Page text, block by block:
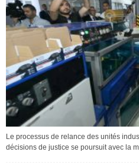
Le processus de relance des unités
décisions de justice se poursuit avec la